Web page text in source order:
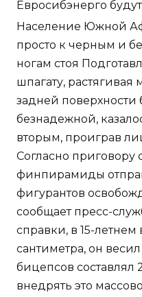
Евросибэнерго
Население Южной
просто к черным и
ногам стоя
шпагату,
задней поверхности
безнадежной,
вторым, проиграв
Согласно приговору
финпирамиды
фигурантов
сообщает пресс-
справки, в 15-летнем
сантиметра, он
бицепсов составлял
внедрять это